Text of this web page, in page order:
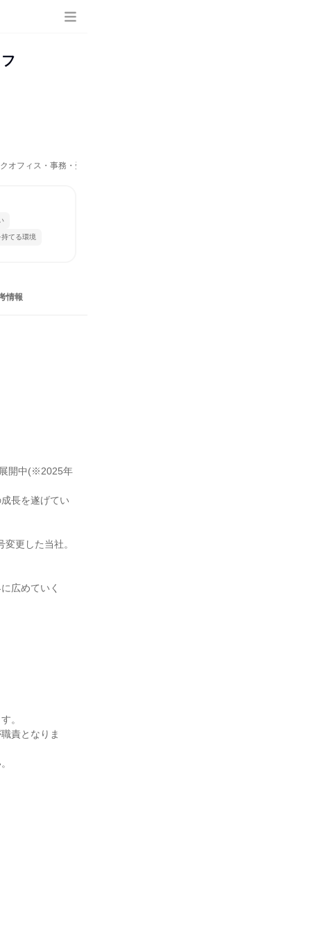
フィス・事務・受付、製造・生産工程、法務/知財、広報/IR、商品企画、マー
てる環境
情報
開中(※2025年
長を遂げてい
更した当社。
広めていく
。
責となりま